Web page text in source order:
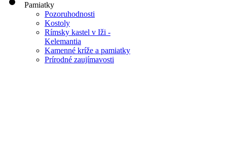
Pamiatky
Pozoruhodnosti
Kostoly
Rímsky kastel v Iži -
Kelemantia
Kamenné kríže a pamiatky
Prírodné zaujímavosti